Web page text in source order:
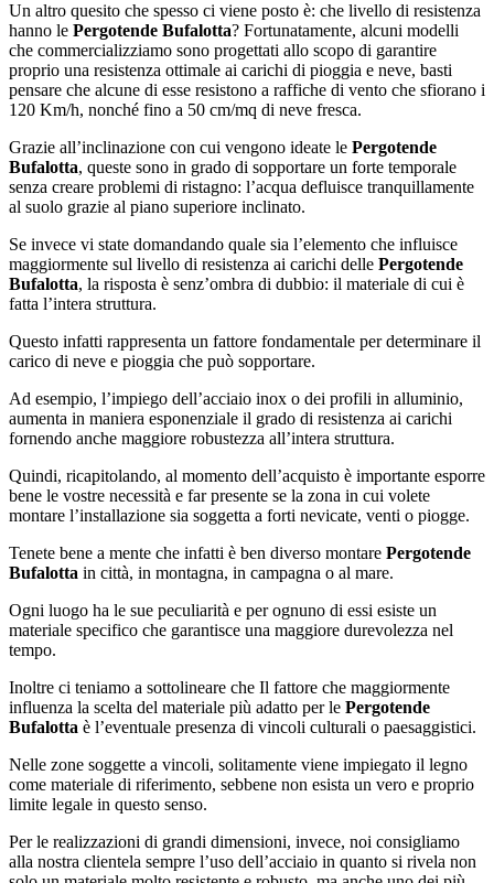
Un altro quesito che spesso ci viene posto è: che livello di resistenza
hanno le Pergotende Bufalotta? Fortunatamente, alcuni modelli
che commercializziamo sono progettati allo scopo di garantire
proprio una resistenza ottimale ai carichi di pioggia e neve, basti
pensare che alcune di esse resistono a raffiche di vento che sfiorano i
120 Km/h, nonché fino a 50 cm/mq di neve fresca.
Grazie all’inclinazione con cui vengono ideate le Pergotende
Bufalotta, queste sono in grado di sopportare un forte temporale
senza creare problemi di ristagno: l’acqua defluisce tranquillamente
al suolo grazie al piano superiore inclinato.
Se invece vi state domandando quale sia l’elemento che influisce
maggiormente sul livello di resistenza ai carichi delle Pergotende
Bufalotta, la risposta è senz’ombra di dubbio: il materiale di cui è
fatta l’intera struttura.
Questo infatti rappresenta un fattore fondamentale per determinare il
carico di neve e pioggia che può sopportare.
Ad esempio, l’impiego dell’acciaio inox o dei profili in alluminio,
aumenta in maniera esponenziale il grado di resistenza ai carichi
fornendo anche maggiore robustezza all’intera struttura.
Quindi, ricapitolando, al momento dell’acquisto è importante esporre
bene le vostre necessità e far presente se la zona in cui volete
montare l’installazione sia soggetta a forti nevicate, venti o piogge.
Tenete bene a mente che infatti è ben diverso montare Pergotende
Bufalotta in città, in montagna, in campagna o al mare.
Ogni luogo ha le sue peculiarità e per ognuno di essi esiste un
materiale specifico che garantisce una maggiore durevolezza nel
tempo.
Inoltre ci teniamo a sottolineare che Il fattore che maggiormente
influenza la scelta del materiale più adatto per le Pergotende
Bufalotta è l’eventuale presenza di vincoli culturali o paesaggistici.
Nelle zone soggette a vincoli, solitamente viene impiegato il legno
come materiale di riferimento, sebbene non esista un vero e proprio
limite legale in questo senso.
Per le realizzazioni di grandi dimensioni, invece, noi consigliamo
alla nostra clientela sempre l’uso dell’acciaio in quanto si rivela non